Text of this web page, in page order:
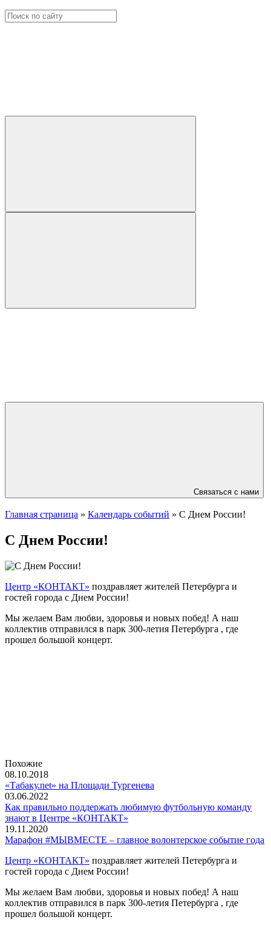
Связаться с нами
Главная страница » Календарь событий » С Днем России!
С Днем России!
Центр «КОНТАКТ» поздравляет жителей Петербурга и
гостей города с Днем России!
Мы желаем Вам любви, здоровья и новых побед! А наш
коллектив отправился в парк 300-летия Петербурга , где
прошел большой концерт.
Похожие
08.10.2018
«Табаку.net» на Площади Тургенева
03.06.2022
Как правильно поддержать любимую футбольную команду
знают в Центре «КОНТАКТ»
19.11.2020
Марафон #МЫВМЕСТЕ – главное волонтерское событие года
Центр «КОНТАКТ» поздравляет жителей Петербурга и
гостей города с Днем России!
Мы желаем Вам любви, здоровья и новых побед! А наш
коллектив отправился в парк 300-летия Петербурга , где
прошел большой концерт.